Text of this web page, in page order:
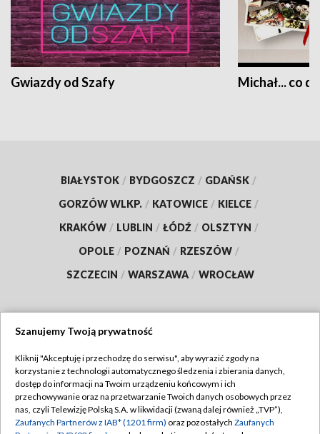
Gwiazdy od Szafy Michał... co
BIAŁYSTOK / BYDGOSZCZ / GDAŃSK /
GORZÓW WLKP. / KATOWICE / KIELCE /
KRAKÓW / LUBLIN / ŁÓDŹ / OLSZTYN /
OPOLE / POZNAŃ / RZESZÓW /
SZCZECIN / WARSZAWA / WROCŁAW
TVP
Abonament TVP
Emisja w TVP
Regulamin TVP
Polityka prywatności
Szanujemy Twoją prywatność
Kliknij "Akceptuję i przechodzę do serwisu", aby wyrazić zgody na
korzystanie z technologii automatycznego śledzenia i zbierania danych,
dostęp do informacji na Twoim urządzeniu końcowym i ich
przechowywanie oraz na przetwarzanie Twoich danych osobowych przez
nas, czyli Telewizję Polską S.A. w likwidacji (zwaną dalej również „TVP”),
Zaufanych Partnerów z IAB* (1201 firm) oraz pozostałych Zaufanych